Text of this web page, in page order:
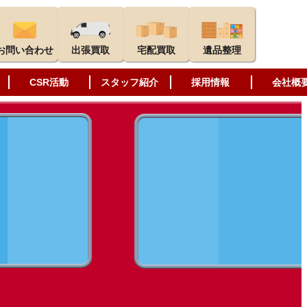
問い合わせ 出張買取 宅配買取 遺品整理
CSR活動 スタッフ紹介 採用情報 会社概